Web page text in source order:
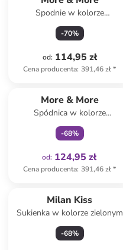
Spodnie w kolorze
czerwonym
-70%
od: 114,95 zł
Cena producenta: 391,46 zł*
More & More
Spódnica w kolorze
pomarańczowym
-68%
od: 124,95 zł
Cena producenta: 391,46 zł*
Milan Kiss
Sukienka w kolorze zielonym
-68%